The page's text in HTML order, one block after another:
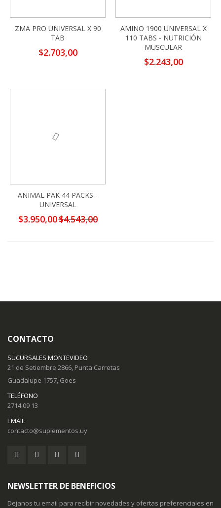
ZMA PRO UNIVERSAL X 90
TAB
$2.703,00
AMINO 1900 UNIVERSAL X
110 TABS - NUTRICIÓN
MUSCULAR
$2.243,00
ANIMAL PAK 44 PACKS -
UNIVERSAL
Precio
especial
$3.950,00$4.543,00
CONTACTO
SUCURSALES MONTEVIDEO
21 de Setiembre 2866, Punta Carretas
Guadalupe 1757, Goes
TELÉFONO
2714 09 13
EMAIL
contacto@suplementos.uy
NEWSLETTER DE BENEFICIOS
Dejanos tu email para recibir novedades y ofertas preferenciales en